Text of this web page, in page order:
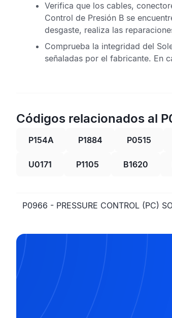
Verifica que los cables,
Control de Presión B se
desgaste, realiza las
Comprueba la integridad del
señaladas por el fabricante. En
Códigos relacionados al
P154A P1884 P0515
U0171 P1105 B1620
P0966 - PRESSURE CONTROL (PC)